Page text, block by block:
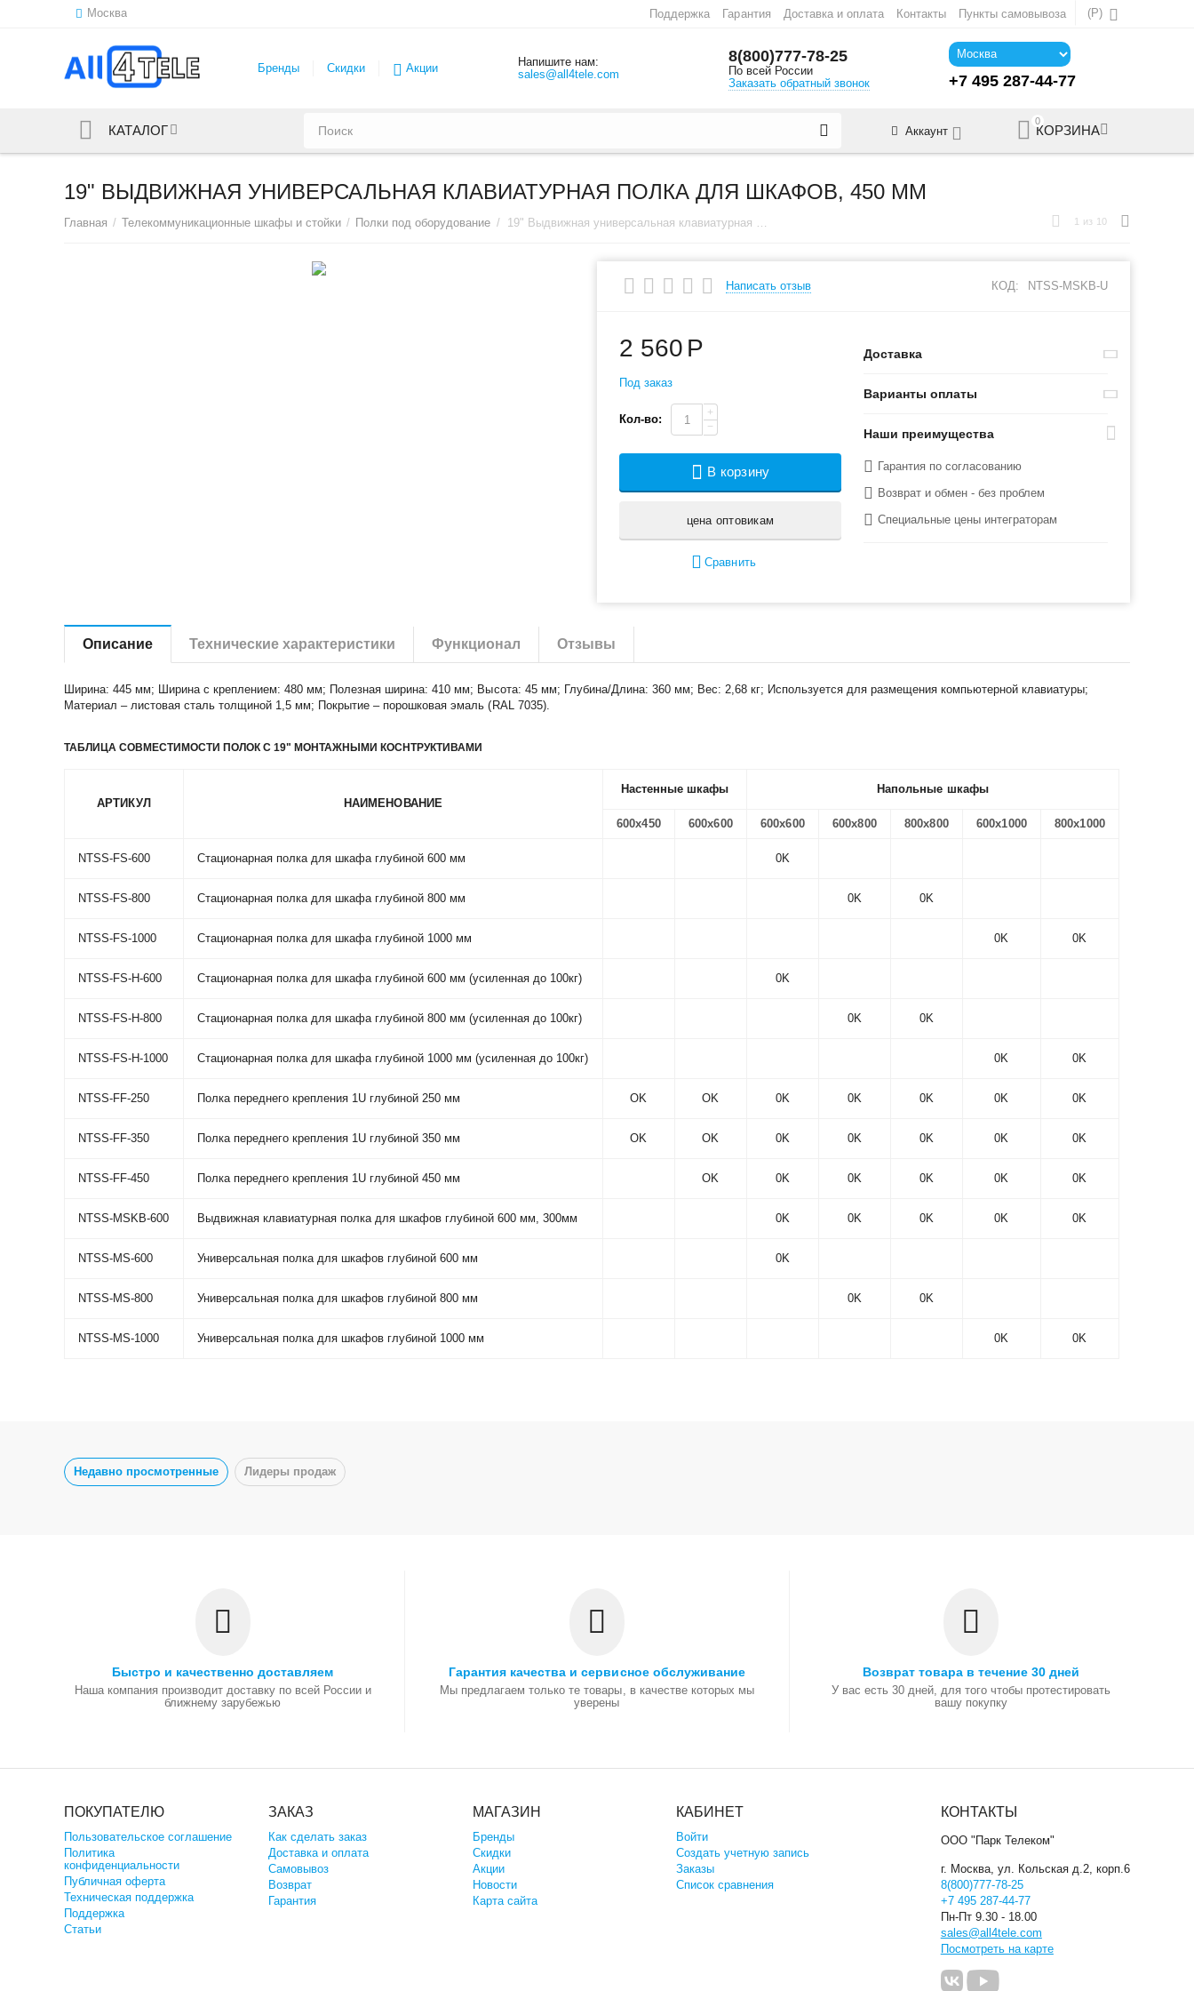
Москва (Р)
Поддержка Гарантия Доставка и оплата Контакты Пункты самовывоза
Бренды Скидки Акции
Напишите нам:
sales@all4tele.com
8(800)777-78-25
По всей России
Заказать обратный звонок
+7 495 287-44-77
КАТАЛОГ
0
КОРЗИНА
Аккаунт
19" ВЫДВИЖНАЯ УНИВЕРСАЛЬНАЯ КЛАВИАТУРНАЯ ПОЛКА ДЛЯ ШКАФОВ, 450 ММ
Главная / Телекоммуникационные шкафы и стойки / Полки под оборудование / 19" Выдвижная универсальная клавиатурная полка для шкафов, 450 мм 1 из 10
Написать отзыв КОД: NTSS-MSKB-U
2 560 Р
Под заказ
Кол-во:
+
−
В корзину
цена оптовикам
Сравнить
Доставка
Варианты оплаты
Наши преимущества
Гарантия по согласованию
Возврат и обмен - без проблем
Специальные цены интеграторам
Описание Технические характеристики Функционал Отзывы
Ширина: 445 мм; Ширина с креплением: 480 мм; Полезная ширина: 410 мм; Высота: 45 мм; Глубина/Длина: 360 мм; Вес: 2,68 кг; Используется для размещения компьютерной клавиатуры;
Материал – листовая сталь толщиной 1,5 мм; Покрытие – порошковая эмаль (RAL 7035).
ТАБЛИЦА СОВМЕСТИМОСТИ ПОЛОК С 19" МОНТАЖНЫМИ КОСНТРУКТИВАМИ
АРТИКУЛ НАИМЕНОВАНИЕ
Настенные шкафы Напольные шкафы
600х450 600х600 600x600 600x800 800x800 600x1000 800x1000
NTSS-FS-600 Стационарная полка для шкафа глубиной 600 мм 0K
NTSS-FS-800 Стационарная полка для шкафа глубиной 800 мм 0K 0K
NTSS-FS-1000 Стационарная полка для шкафа глубиной 1000 мм 0K 0K
NTSS-FS-H-600 Стационарная полка для шкафа глубиной 600 мм (усиленная до 100кг) 0K
NTSS-FS-H-800 Стационарная полка для шкафа глубиной 800 мм (усиленная до 100кг) 0K 0K
NTSS-FS-H-1000 Стационарная полка для шкафа глубиной 1000 мм (усиленная до 100кг) 0K 0K
NTSS-FF-250 Полка переднего крепления 1U глубиной 250 мм OK OK 0K 0K 0K 0K 0K
NTSS-FF-350 Полка переднего крепления 1U глубиной 350 мм OK OK 0K 0K 0K 0K 0K
NTSS-FF-450 Полка переднего крепления 1U глубиной 450 мм OK 0K 0K 0K 0K 0K
NTSS-MSKB-600 Выдвижная клавиатурная полка для шкафов глубиной 600 мм, 300мм 0K 0K 0K 0K 0K
NTSS-MS-600 Универсальная полка для шкафов глубиной 600 мм 0K
NTSS-MS-800 Универсальная полка для шкафов глубиной 800 мм 0K 0K
NTSS-MS-1000 Универсальная полка для шкафов глубиной 1000 мм 0K 0K
Недавно просмотренные Лидеры продаж
Быстро и качественно доставляем
Наша компания производит доставку по всей России и
ближнему зарубежью
Гарантия качества и сервисное обслуживание
Мы предлагаем только те товары, в качестве которых мы
уверены
Возврат товара в течение 30 дней
У вас есть 30 дней, для того чтобы протестировать
вашу покупку
ПОКУПАТЕЛЮ
Пользовательское соглашение
Политика
конфиденциальности
Публичная оферта
Техническая поддержка
Поддержка
Статьи
ЗАКАЗ
Как сделать заказ
Доставка и оплата
Самовывоз
Возврат
Гарантия
МАГАЗИН
Бренды
Скидки
Акции
Новости
Карта сайта
КАБИНЕТ
Войти
Создать учетную запись
Заказы
Список сравнения
КОНТАКТЫ
ООО "Парк Телеком"
г. Москва, ул. Кольская д.2, корп.6
8(800)777-78-25
+7 495 287-44-77
Пн-Пт 9.30 - 18.00
sales@all4tele.com
Посмотреть на карте